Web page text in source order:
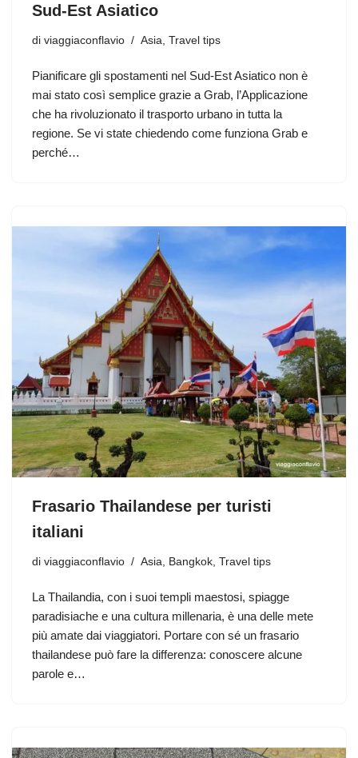
Sud-Est Asiatico
di viaggiaconflavio Asia Travel tips
Pianificare gli spostamenti nel Sud-Est Asiatico non è
mai stato così semplice grazie a Grab, l’Applicazione
che ha rivoluzionato il trasporto urbano in tutta la
regione. Se vi state chiedendo come funziona Grab e
perché…
Frasario Thailandese per turisti
italiani
di viaggiaconflavio Asia, Bangkok, Travel tips
La Thailandia, con i suoi templi maestosi, spiagge
paradisiache e una cultura millenaria, è una delle mete
più amate dai viaggiatori. Portare con sé un frasario
thailandese può fare la differenza: conoscere alcune
parole e…